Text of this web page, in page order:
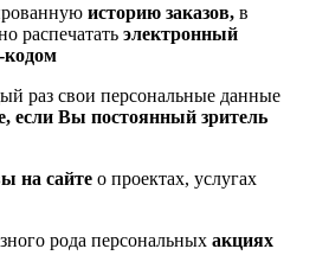
историю заказов, в
распечатать электронный
раз свои персональные данные
если Вы постоянный зритель
на сайте о проектах, услугах
рода персональных акциях